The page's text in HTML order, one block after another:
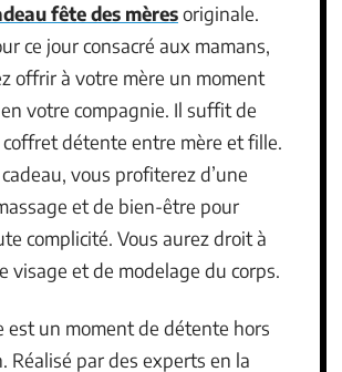
fête des mèresoriginale.
ce jour consacré aux mamans,
offrir à votre mère un moment
votre compagnie. Il suffit de
détente entre mère et fille.
vous profiterez d’une
et de bien-être pour
complicité. Vous aurez droit à
visage et de modelage du corps.
est un moment de détente hors
Réalisé par des experts en la